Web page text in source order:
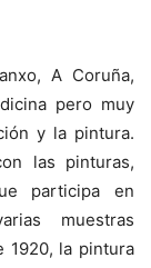
A Coruña,
pero muy
y la pintura.
las pinturas,
participa en
muestras
1920, la pintura